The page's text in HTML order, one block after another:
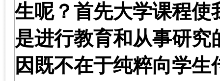
生呢？首先大学课程
是进行教育和从事研究
因既不在于纯粹向学生